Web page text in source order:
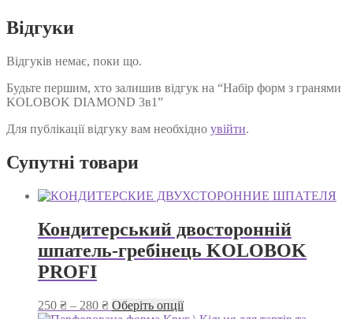
Відгуки
Відгуків немає, поки що.
Будьте першим, хто залишив відгук на “Набір форм з гранями
KOLOBOK DIAMOND 3в1”
Для публікації відгуку вам необхідно увійти.
Супутні товари
Кондитерський двосторонній
шпатель-гребінець KOLOBOK
PROFI
250 ₴ – 280 ₴Діапазон
Оберіть опціїЦей